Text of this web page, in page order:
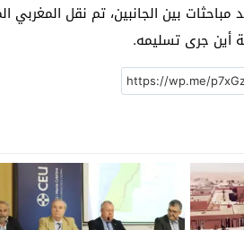
مباحثات بين الجانبين، تم نقل المغربي
أين جرى تسليمه.